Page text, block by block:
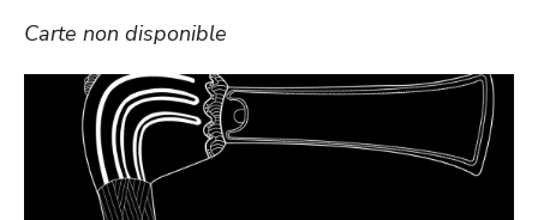
Carte non disponible